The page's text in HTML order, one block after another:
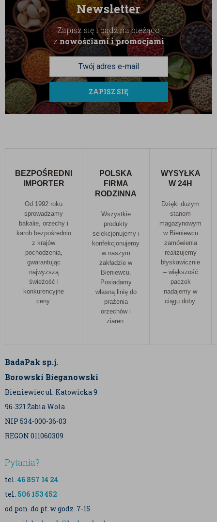
Newsletter
Zapisz się i bądź na bieżąco
znowościami i promocjami
ZAPISZ SIĘ
BEZPOŚREDNI
IMPORTER
Od 1992 roku
sprowadzamy
bakalie, orzechy i
karob bezpośrednio
z krajów
pochodzenia,
gwarantując
najwyższą
świeżość i
konkurencyjne
ceny.
POLSKA
FIRMA
RODZINNA
Wszystkie
produkty
selekcjonujemy i
konfekcjonujemy
w naszym
zakładzie w
Bieniewcu.
Posiadamy
własną linię do
prażenia
orzechów i
ziaren.
WYSYŁKA
W 24H
Dzięki dużym
stanom
magazynowym
w Bieniewcu
zamówienia
realizujemy
błyskawicznie
– większość
paczek
nadajemy w
ciągu doby.
BadaPak sp.j.
Borowski Bieganowski
Bieniewiec ul. Katowicka 9
96-321 Żabia Wola
NIP 534-000-36-03
REGON 011060309
Pytania?
tel. 46 857 14 24
tel. 506 153 452
od pon. do pt. w godz. 7-15